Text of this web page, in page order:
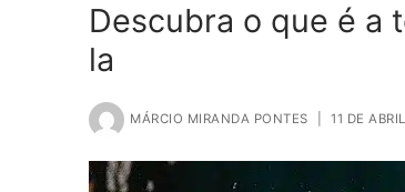
Descubra o que é a
la
MÁRCIO MIRANDA PONTES 11 DE